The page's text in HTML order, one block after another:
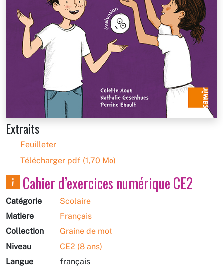
Extraits
Feuilleter
Télécharger pdf (1,70 Mo)
Cahier d’exercices numérique CE2
Catégorie
Scolaire
Matière
Français
Collection
Graine de mot
Niveau
CE2 (8 ans)
Langue
français